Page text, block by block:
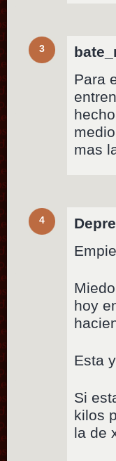
3
Para
mas
4
hoy
Esta
Si
kilos
la de